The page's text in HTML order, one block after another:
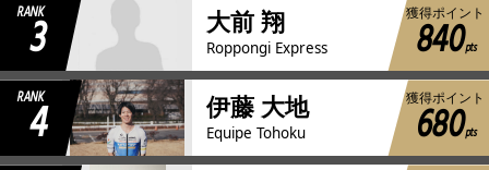
RANK
3 大前 翔
Roppongi Express
獲得ポイント
840pts
RANK
4 伊藤 大地
Equipe Tohoku
獲得ポイント
680pts